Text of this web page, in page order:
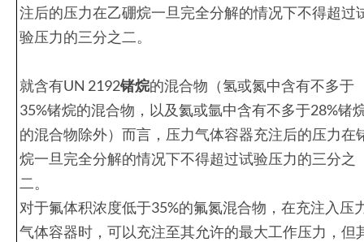
注后的压力在乙硼烷一旦完全分解的情况下不得超过
验压力的三分之二。
就含有UN 2192锗烷的混合物（氢或氮中含有不多于
35%锗烷的混合物，以及氦或氩中含有不多于28%锗
的混合物除外）而言，压力气体容器充注后的压力在
烷一旦完全分解的情况下不得超过试验压力的三分之
二。
对于氟体积浓度低于35%的氟氮混合物，在充注入压
气体容器时，可以充注至其允许的最大工作压力，但